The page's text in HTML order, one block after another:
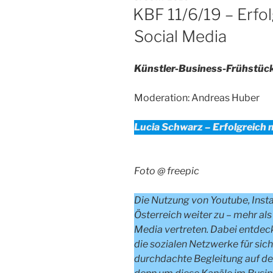
AM
KBF 11/6/19 –
Social Media
Künstler-Business-
Moderation: Andreas Huber
Lucia Schwarz – Erfolgreich
Foto @ freepic
Die Nutzung von Youtube,
Österreich weiter zu – mehr
Media vertreten. Dabei
die sozialen Netzwerke für
durchdachte Begleitung auf